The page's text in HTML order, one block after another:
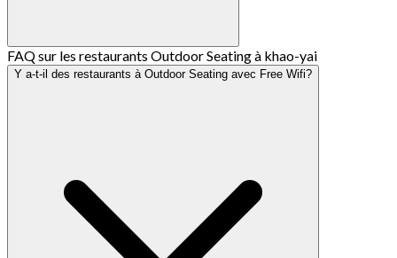
FAQ sur les restaurants Outdoor Seating à khao-yai
Y a-t-il des restaurants à Outdoor Seating avec Free Wifi?